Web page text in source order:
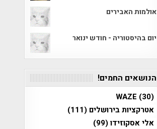
אולמות האבירים
יום בהיסטוריה - חודש ינואר
הנושאים החמים!
WAZE (30)
אטרקציות בירושלים (111)
אלי אסקוזידו(99)